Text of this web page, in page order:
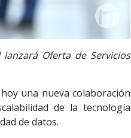
Oferta de Servicios
una nueva colaboración
de la tecnología
de datos.